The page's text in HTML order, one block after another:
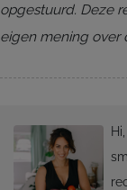
opgestuurd. Deze
eigen mening over